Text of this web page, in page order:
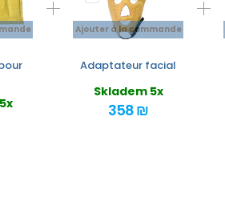
Ajouter à la commande
Adaptateur facial
Skladem 5x
358 ₪